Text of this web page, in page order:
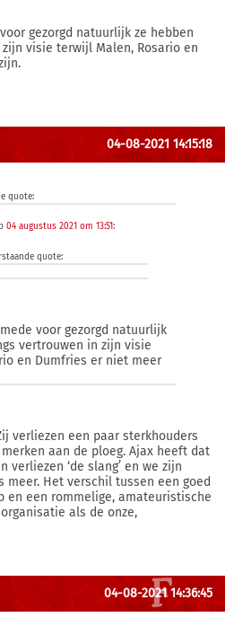
gezorgd natuurlijk ze hebben
visie terwijl Malen, Rosario en
04-08-2021 14:15:18
quote:
04 augustus 2021 om 13:51:
quote:
voor gezorgd natuurlijk
vertrouwen in zijn visie
en Dumfries er niet meer
verliezen een paar sterkhouders
aan de ploeg. Ajax heeft dat
‘de slang’ en we zijn
meer. Het verschil tussen een goed
en een rommelige, amateuristische
als de onze,
04-08-2021 14:36:45